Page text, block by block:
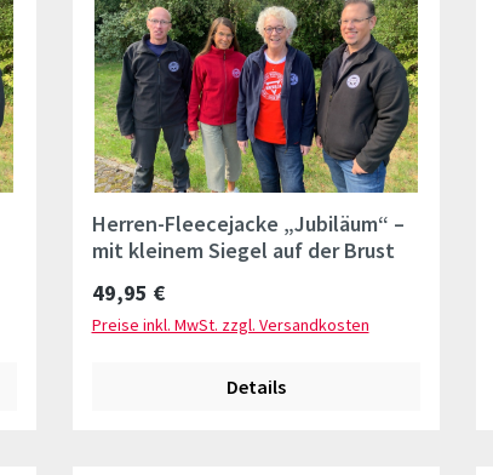
Herren-Fleecejacke „Jubiläum“ –
mit kleinem Siegel auf der Brust
Regulärer Preis:
49,95 €
Preise inkl. MwSt. zzgl. Versandkosten
Details